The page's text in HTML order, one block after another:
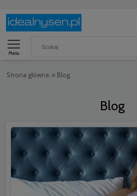
Menu
Strona główna » Blog
Blog